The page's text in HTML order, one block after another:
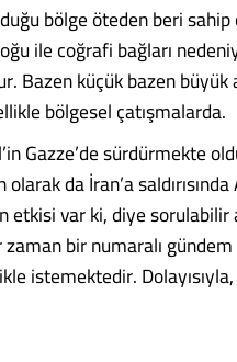
bölge öteden beri
ile coğrafi bağları
Bazen küçük bazen büyük
bölgesel çatışmalarda.
Gazze’de sürdürmekte
da İran’a
etkisi var ki, diye sorulabilir
zaman bir numaralı
istemektedir.